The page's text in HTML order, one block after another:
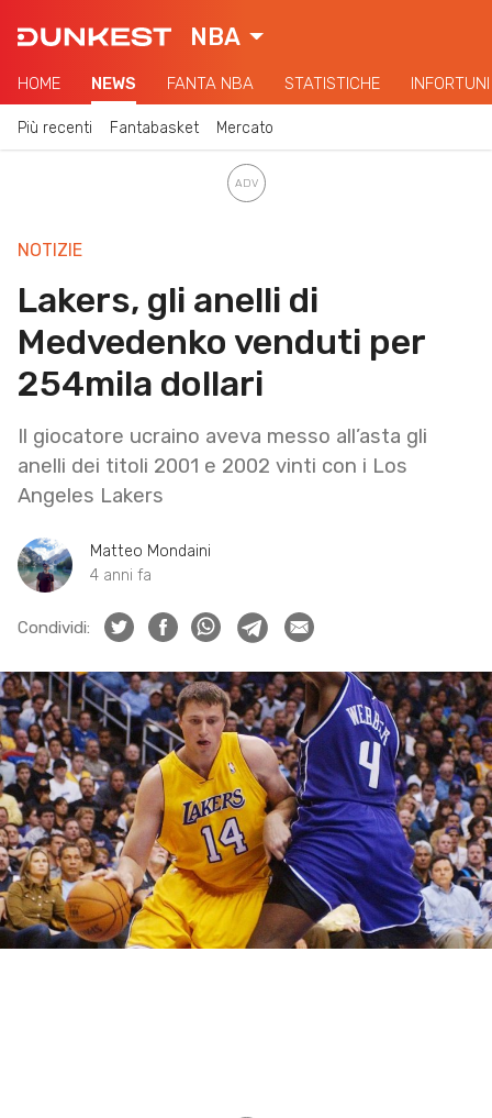
NBA
HOME NEWS FANTA NBA STATISTICHE INFORTUNI
Più recenti Fantabasket Mercato
NOTIZIE
Lakers, gli anelli di
Medvedenko venduti per
254mila dollari
Il giocatore ucraino aveva messo all’asta gli
anelli dei titoli 2001 e 2002 vinti con i Los
Angeles Lakers
Matteo Mondaini
4 anni fa
Condividi: